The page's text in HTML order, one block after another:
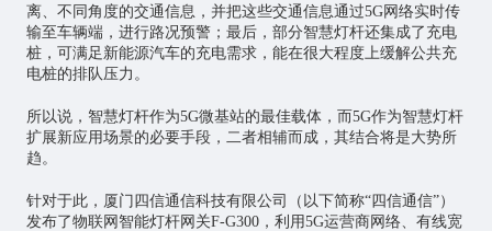
离、不同角度的交通信息，并把这些交通信息通过5G网络实时传
输至车辆端，进行路况预警；最后，部分智慧灯杆还集成了充电
桩，可满足新能源汽车的充电需求，能在很大程度上缓解公共充
电桩的排队压力。
所以说，智慧灯杆作为5G微基站的最佳载体，而5G作为智慧灯杆
扩展新应用场景的必要手段，二者相辅而成，其结合将是大势所
趋。
针对于此，厦门四信通信科技有限公司（以下简称“四信通信”）
发布了物联网智能灯杆网关F-G300，利用5G运营商网络、有线宽